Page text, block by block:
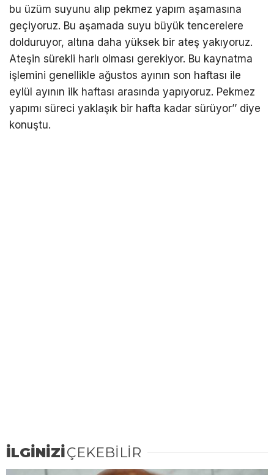
bu üzüm suyunu alıp pekmez yapım aşamasına
geçiyoruz. Bu aşamada suyu büyük tencerelere
dolduruyor, altına daha yüksek bir ateş yakıyoruz.
Ateşin sürekli harlı olması gerekiyor. Bu kaynatma
işlemini genellikle ağustos ayının son haftası ile
eylül ayının ilk haftası arasında yapıyoruz. Pekmez
yapımı süreci yaklaşık bir hafta kadar sürüyor’’ diye
konuştu.
İLGİNİZİÇEKEBİLİR